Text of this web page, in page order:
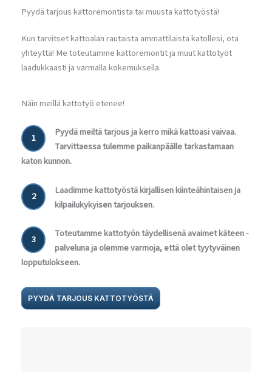
Pyydä tarjous kattoremontista tai muusta kattotyöstä!
Kun tarvitset kattoalan rautaista ammattilaista katollesi, ota
yhteyttä! Me toteutamme kattoremontit ja muut kattotyöt
laadukkaasti ja varmalla kokemuksella.
Näin meillä kattotyö etenee!
1
Pyydä meiltä tarjous ja kerro mikä kattoasi vaivaa.
Tarvittaessa tulemme paikanpäälle tarkastamaan
katon kunnon.
2
Laadimme kattotyöstä kirjallisen kiinteähintaisen ja
kilpailukykyisen tarjouksen.
3
Toteutamme kattotyön täydellisenä avaimet käteen -
palveluna ja olemme varmoja, että olet tyytyväinen
lopputulokseen.
PYYDÄ TARJOUS KATTOTYÖSTÄ